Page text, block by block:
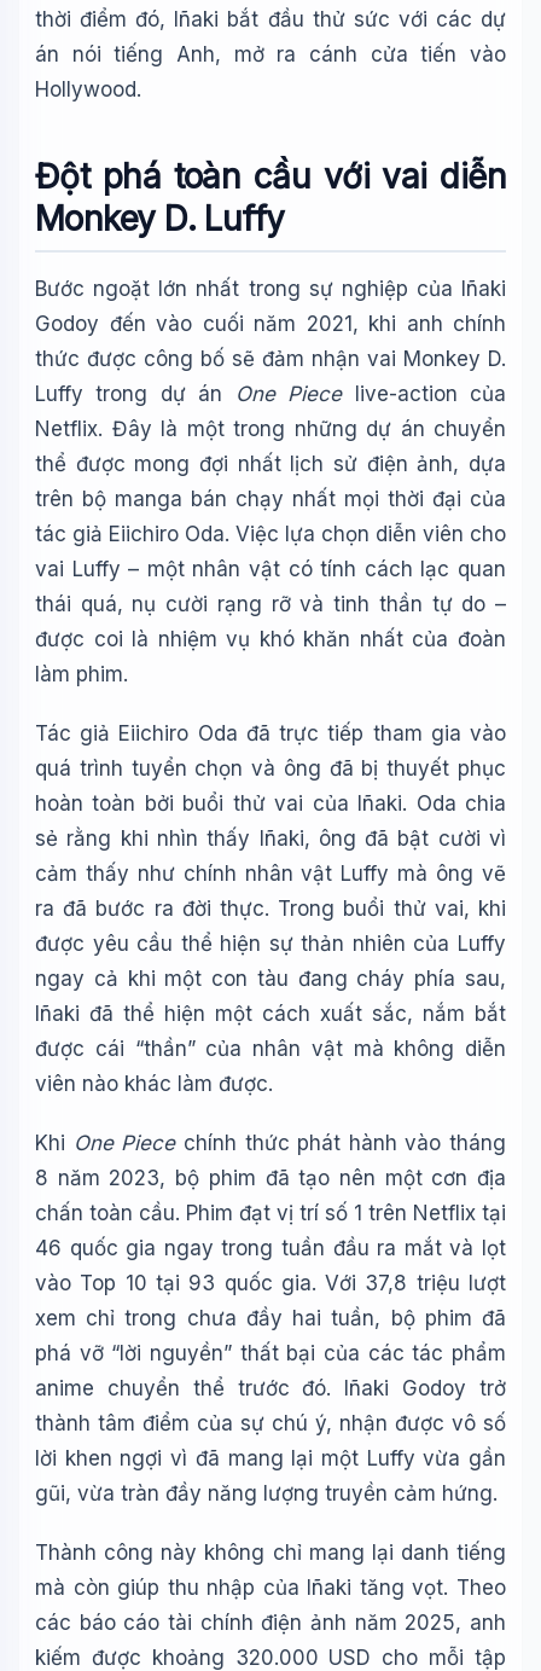
thời điểm đó, Iñaki bắt đầu thử sức với các dự
án nói tiếng Anh, mở ra cánh cửa tiến vào
Hollywood.
Đột phá toàn cầu với vai diễn
Monkey D. Luffy
Bước ngoặt lớn nhất trong sự nghiệp của Iñaki
Godoy đến vào cuối năm 2021, khi anh chính
thức được công bố sẽ đảm nhận vai Monkey D.
Luffy trong dự án
One Piecelive-action của
Netflix. Đây là một trong những dự án chuyển
thể được mong đợi nhất lịch sử điện ảnh, dựa
trên bộ manga bán chạy nhất mọi thời đại của
tác giả Eiichiro Oda. Việc lựa chọn diễn viên cho
vai Luffy – một nhân vật có tính cách lạc quan
thái quá, nụ cười rạng rỡ và tinh thần tự do –
được coi là nhiệm vụ khó khăn nhất của đoàn
làm phim.
Tác giả Eiichiro Oda đã trực tiếp tham gia vào
quá trình tuyển chọn và ông đã bị thuyết phục
hoàn toàn bởi buổi thử vai của Iñaki. Oda chia
sẻ rằng khi nhìn thấy Iñaki, ông đã bật cười vì
cảm thấy như chính nhân vật Luffy mà ông vẽ
ra đã bước ra đời thực. Trong buổi thử vai, khi
được yêu cầu thể hiện sự thản nhiên của Luffy
ngay cả khi một con tàu đang cháy phía sau,
Iñaki đã thể hiện một cách xuất sắc, nắm bắt
được cái “thần” của nhân vật mà không diễn
viên nào khác làm được.
Khi One Piecechính thức phát hành vào tháng
8 năm 2023, bộ phim đã tạo nên một cơn địa
chấn toàn cầu. Phim đạt vị trí số 1 trên Netflix tại
46 quốc gia ngay trong tuần đầu ra mắt và lọt
vào Top 10 tại 93 quốc gia. Với 37,8 triệu lượt
xem chỉ trong chưa đầy hai tuần, bộ phim đã
phá vỡ “lời nguyền” thất bại của các tác phẩm
anime chuyển thể trước đó. Iñaki Godoy trở
thành tâm điểm của sự chú ý, nhận được vô số
lời khen ngợi vì đã mang lại một Luffy vừa gần
gũi, vừa tràn đầy năng lượng truyền cảm hứng.
Thành công này không chỉ mang lại danh tiếng
mà còn giúp thu nhập của Iñaki tăng vọt. Theo
các báo cáo tài chính điện ảnh năm 2025, anh
kiếm được khoảng 320.000 USD cho mỗi tập